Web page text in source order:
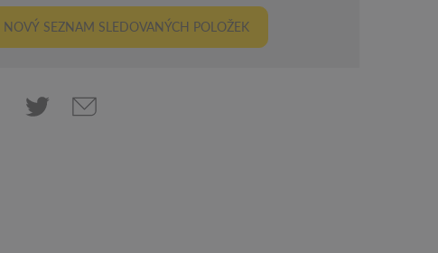
NOVÝ SEZNAM SLEDOVANÝCH POLOŽEK